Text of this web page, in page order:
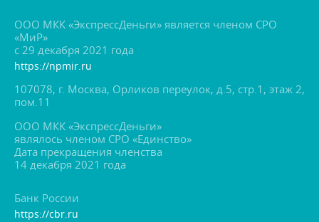
ООО МКК «ЭкспрессДеньги» является членом СРО
«МиР»
с 29 декабря 2021 года
https://npmir.ru
107078, г. Москва, Орликов переулок, д.5, стр.1, этаж 2,
пом.11
ООО МКК «ЭкспрессДеньги»
являлось членом СРО «Единство»
Дата прекращения членства
14 декабря 2021 года
Банк России
https://cbr.ru